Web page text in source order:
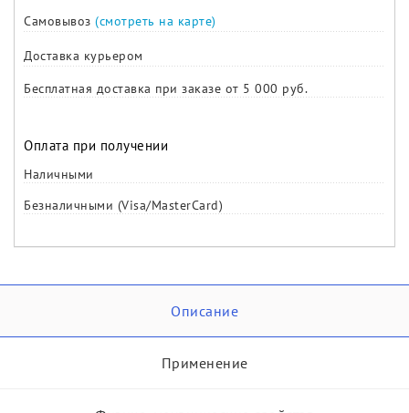
Самовывоз (смотреть на карте)
Доставка курьером
Бесплатная доставка при заказе от 5 000 руб.
Оплата при получении
Наличными
Безналичными (Visa/MasterCard)
Описание
Применение